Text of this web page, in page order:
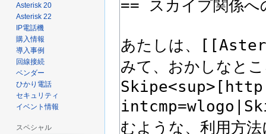
ン
動
Asterisk 20
Asterisk 22
IP電話機
購入情報
導入事例
回線接続
ベンダー
ひかり電話
セキュリティ
イベント情報
スペシャル